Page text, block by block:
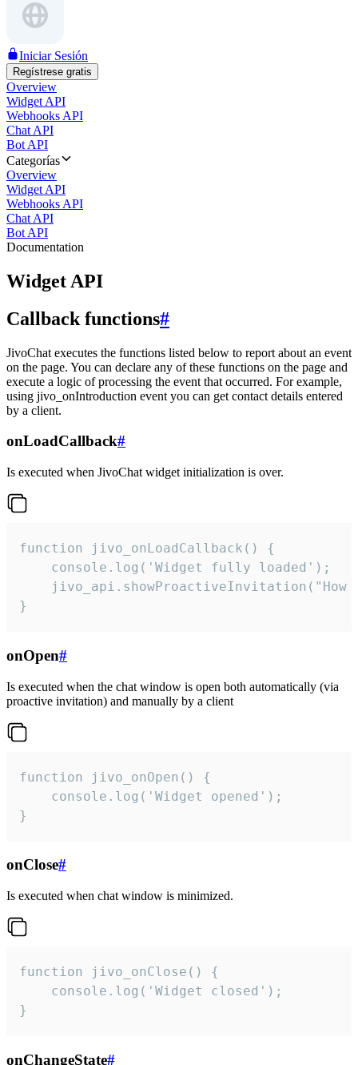
Iniciar Sesión
Regístrese gratis
Overview
Widget API
Webhooks API
Chat API
Bot API
Categorías
Overview
Widget API
Webhooks API
Chat API
Bot API
Documentation
Widget API
Callback functions#
JivoChat executes the functions listed below to report about an event
on the page. You can declare any of these functions on the page and
execute a logic of processing the event that occurred. For example,
using jivo_onIntroduction event you can get contact details entered
by a client.
onLoadCallback#
Is executed when JivoChat widget initialization is over.
function jivo_onLoadCallback() {
    console.log('Widget fully loaded');
jivo_api.showProactiveInvitation("How
}
onOpen#
Is executed when the chat window is open both automatically (via
proactive invitation) and manually by a client
function jivo_onOpen() {
    console.log('Widget opened');
}
onClose#
Is executed when chat window is minimized.
function jivo_onClose() {
    console.log('Widget closed');
}
onChangeState#